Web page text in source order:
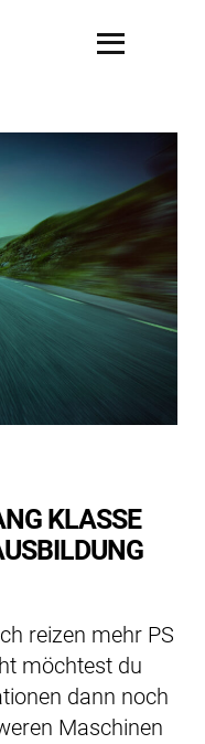
KLASSE
reizen mehr PS
möchtest du
dann noch
Maschinen